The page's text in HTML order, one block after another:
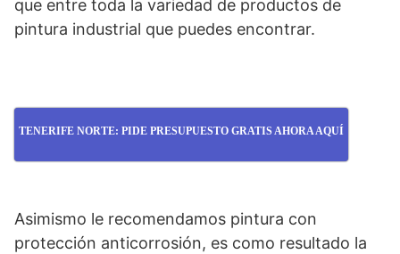
que entre toda la variedad de productos de
pintura industrial que puedes encontrar.
TENERIFE NORTE: PIDE PRESUPUESTO GRATIS AHORA AQUÍ
Asimismo le recomendamos pintura con
protección anticorrosión, es como resultado la